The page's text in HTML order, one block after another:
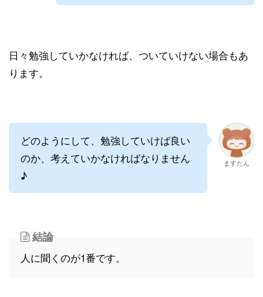
日々勉強していかなければ、ついていけない場合もあ
ります。
どのようにして、勉強していけば良い
のか、考えていかなければなりません
♪
ますたん
結論
人に聞くのが1番です。